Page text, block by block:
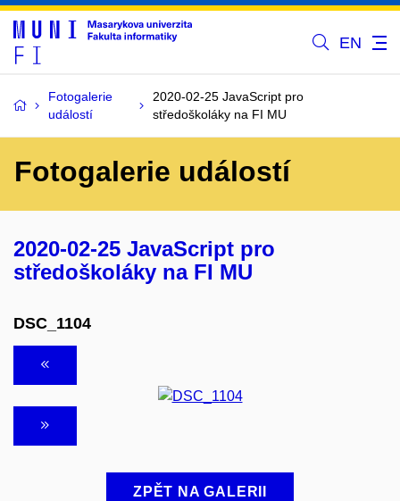
EN
Fotogalerie
událostí
2020-02-25 JavaScript pro
středoškoláky na FI MU
Fotogalerie událostí
2020-02-25 JavaScript pro
středoškoláky na FI MU
DSC_1104
ZPĚT NA GALERII